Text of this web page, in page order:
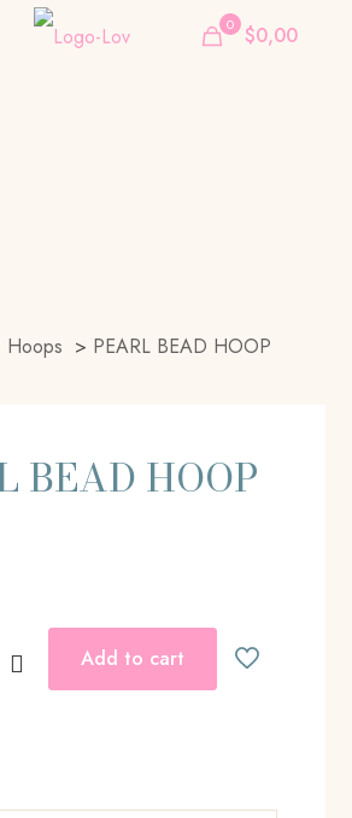
0 $0,00
Hoops > PEARL BEAD HOOP
BEAD HOOP
Add to cart